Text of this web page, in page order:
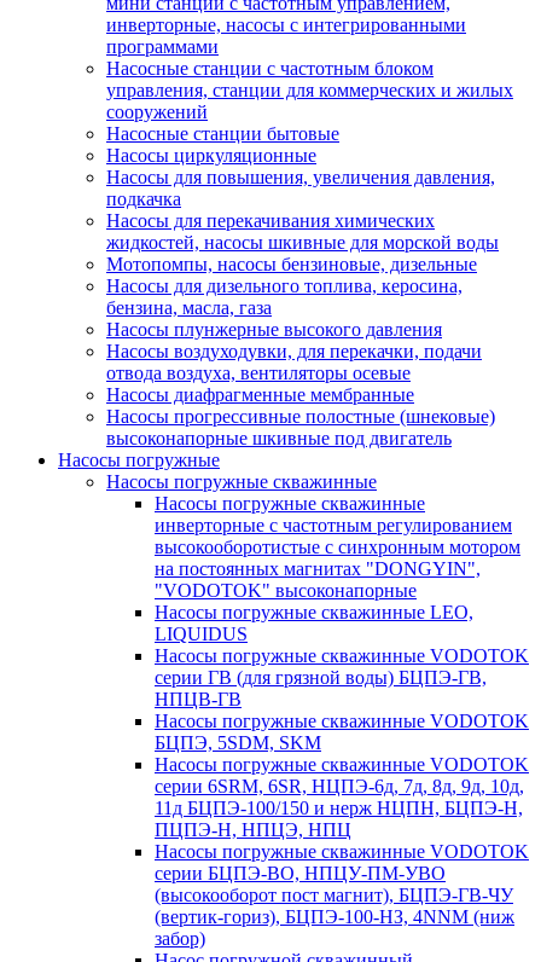
инверторные, насосы с интегрированными
программами
Насосные станции с частотным блоком
управления, станции для коммерческих и жилых
сооружений
Насосные станции бытовые
Насосы циркуляционные
Насосы для повышения, увеличения давления,
подкачка
Насосы для перекачивания химических
жидкостей, насосы шкивные для морской воды
Мотопомпы, насосы бензиновые, дизельные
Насосы для дизельного топлива, керосина,
бензина, масла, газа
Насосы плунжерные высокого давления
Насосы воздуходувки, для перекачки, подачи
отвода воздуха, вентиляторы осевые
Насосы диафрагменные мембранные
Насосы прогрессивные полостные (шнековые)
высоконапорные шкивные под двигатель
Насосы погружные
Насосы погружные скважинные
Насосы погружные скважинные
инверторные с частотным регулированием
высокооборотистые с синхронным мотором
на постоянных магнитах "DONGYIN",
"VODOTOK" высоконапорные
Насосы погружные скважинные LEO,
LIQUIDUS
Насосы погружные скважинные VODOTOK
серии ГВ (для грязной воды) БЦПЭ-ГВ,
НПЦВ-ГВ
Насосы погружные скважинные VODOTOK
БЦПЭ, 5SDM, SKM
Насосы погружные скважинные VODOTOK
серии 6SRM, 6SR, НЦПЭ-6д, 7д, 8д, 9д, 10д,
11д БЦПЭ-100/150 и нерж НЦПН, БЦПЭ-Н,
ПЦПЭ-Н, НПЦЭ, НПЦ
Насосы погружные скважинные VODOTOK
серии БЦПЭ-ВО, НПЦУ-ПМ-УВО
(высокооборот пост магнит), БЦПЭ-ГВ-ЧУ
(вертик-гориз), БЦПЭ-100-НЗ, 4NNM (ниж
забор)